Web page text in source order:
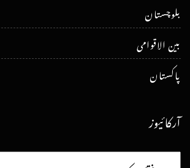
بلوچستان
بین الاقوامی
پاکستان
آرکائیوز